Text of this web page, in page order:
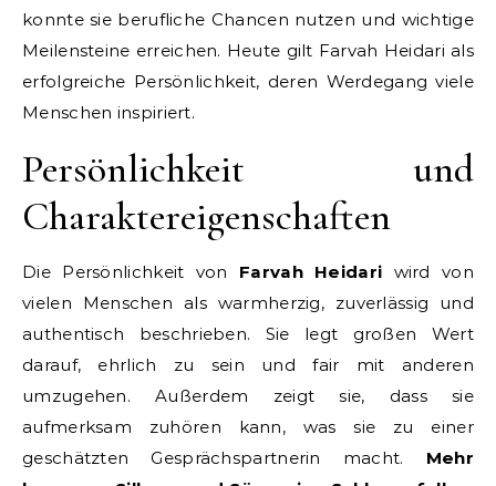
konnte sie berufliche Chancen nutzen und wichtige
Meilensteine erreichen. Heute gilt Farvah Heidari als
erfolgreiche Persönlichkeit, deren Werdegang viele
Menschen inspiriert.
Persönlichkeit und
Charaktereigenschaften
Die Persönlichkeit von Farvah Heidari wird von
vielen Menschen als warmherzig, zuverlässig und
authentisch beschrieben. Sie legt großen Wert
darauf, ehrlich zu sein und fair mit anderen
umzugehen. Außerdem zeigt sie, dass sie
aufmerksam zuhören kann, was sie zu einer
geschätzten Gesprächspartnerin macht. Mehr